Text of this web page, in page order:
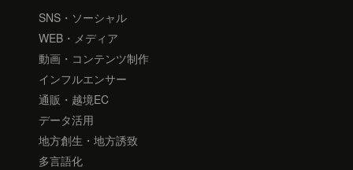
SNS・ソーシャル
WEB・メディア
動画・コンテンツ制作
インフルエンサー
通販・越境EC
データ活用
地方創生・地方誘致
多言語化